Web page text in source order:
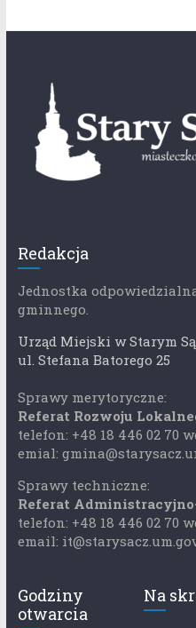
Redakcja
Jednostka
gminnego.
Urząd Miejski w Starym
ul. Stefana Batorego 25
Sprawy merytoryczne:
Referat Rozwoju
telefon: +48 18 446 02 70
emial:
Sprawy techniczne:
Referat
telefon: +48 18 446 02 70
email:
Godziny
otwarcia
Na